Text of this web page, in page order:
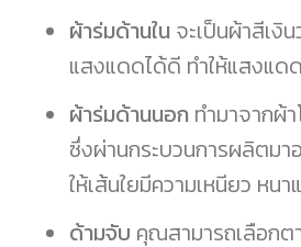
ผ้าร่มด้านในจะเป็นผ้าสีเงิ
แสงแดดได้ดี ทำให้แสงแด
ผ้าร่มด้านนอกทำมาจากผ้า
ซึ่งผ่านกระบวนการผลิตมา
ให้เส้นใยมีความเหนียว หน
ด้ามจับ คุณสามารถเลือก